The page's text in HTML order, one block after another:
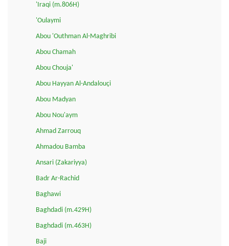
'Iraqi (m.806H)
'Oulaymi
Abou 'Outhman Al-Maghribi
Abou Chamah
Abou Chouja'
Abou Hayyan Al-Andalouçi
Abou Madyan
Abou Nou'aym
Ahmad Zarrouq
Ahmadou Bamba
Ansari (Zakariyya)
Badr Ar-Rachid
Baghawi
Baghdadi (m.429H)
Baghdadi (m.463H)
Baji